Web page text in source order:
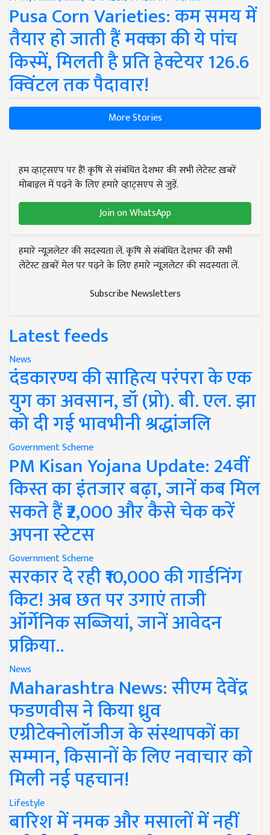
Pusa Corn Varieties: कम समय में
तैयार हो जाती हैं मक्का की ये पांच
किस्में, मिलती है प्रति हेक्टेयर 126.6
क्विंटल तक पैदावार!
More Stories
हम व्हाट्सएप पर हैं! कृषि से संबंधित देशभर की सभी लेटेस्ट ख़बरें
मोबाइल में पढ़ने के लिए हमारे व्हाट्सएप से जुड़ें.
Join on WhatsApp
हमारे न्यूज़लेटर की सदस्यता लें. कृषि से संबंधित देशभर की सभी
लेटेस्ट ख़बरें मेल पर पढ़ने के लिए हमारे न्यूज़लेटर की सदस्यता लें.
Subscribe Newsletters
Latest feeds
News
दंडकारण्य की साहित्य परंपरा के एक
युग का अवसान, डॉ (प्रो). बी. एल. झा
को दी गई भावभीनी श्रद्धांजलि
Government Scheme
PM Kisan Yojana Update: 24वीं
किस्त का इंतजार बढ़ा, जानें कब मिल
सकते हैं ₹2,000 और कैसे चेक करें
अपना स्टेटस
Government Scheme
सरकार दे रही ₹10,000 की गार्डनिंग
किट! अब छत पर उगाएं ताजी
ऑर्गेनिक सब्जियां, जानें आवेदन
प्रक्रिया..
News
Maharashtra News: सीएम देवेंद्र
फडणवीस ने किया ध्रुव
एग्रीटेक्नोलॉजीज के संस्थापकों का
सम्मान, किसानों के लिए नवाचार को
मिली नई पहचान!
Lifestyle
बारिश में नमक और मसालों में नहीं